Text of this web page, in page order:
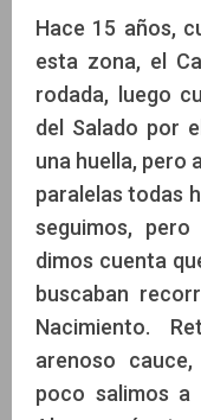
Hace 15 años,
esta zona, el
rodada, luego
del Salado por
una huella, pero
paralelas todas
seguimos,
dimos cuenta
buscaban
Nacimiento.
arenoso
poco salimos